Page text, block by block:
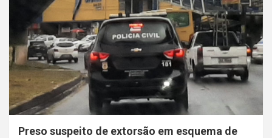
Preso suspeito de extorsão em esquema de